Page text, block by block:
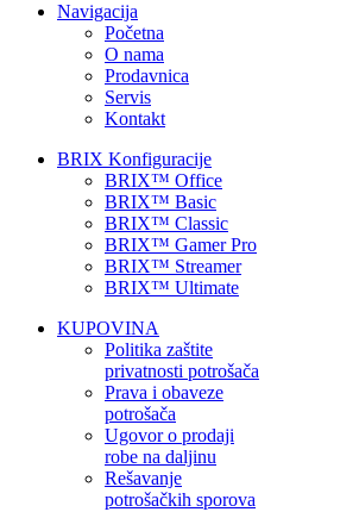
Navigacija
Početna
O nama
Prodavnica
Servis
Kontakt
BRIX Konfiguracije
BRIX™ Office
BRIX™ Basic
BRIX™ Classic
BRIX™ Gamer Pro
BRIX™ Streamer
BRIX™ Ultimate
KUPOVINA
Politika zaštite
privatnosti potrošača
Prava i obaveze
potrošača
Ugovor o prodaji
robe na daljinu
Rešavanje
potrošačkih sporova